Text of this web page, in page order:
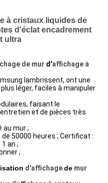
à cristaux liquides de
d'éclat encadrement
ultra
de mur d'affichage à
lambrissent, ont une
léger, faciles à manipuler
faisant le
et de pièces très
au mur ;
50000 heures ; Certificat :
1 an ;
;
d'affichagedemur